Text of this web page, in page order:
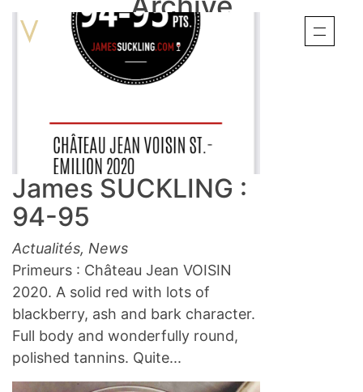
James SUCKLING :
94-95
Actualités, News
Primeurs : Château Jean VOISIN
2020. A solid red with lots of
blackberry, ash and bark character.
Full body and wonderfully round,
polished tannins. Quite...